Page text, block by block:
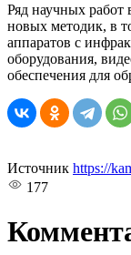
Ряд научных работ
новых методик, в
аппаратов с
оборудования,
обеспечения для
Источник https://
177